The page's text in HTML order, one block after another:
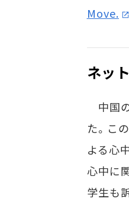
Move.
ネッ
中国
た。こ
よる心
心中に
学生も